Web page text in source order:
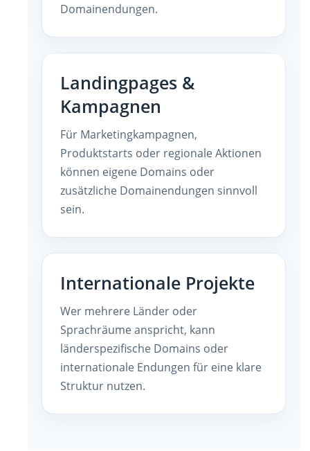
Domainendungen.
Landingpages &
Kampagnen
Für Marketingkampagnen,
Produktstarts oder regionale Aktionen
können eigene Domains oder
zusätzliche Domainendungen sinnvoll
sein.
Internationale Projekte
Wer mehrere Länder oder
Sprachräume anspricht, kann
länderspezifische Domains oder
internationale Endungen für eine klare
Struktur nutzen.